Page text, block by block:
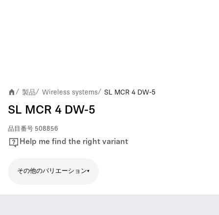
/ 製品/ Wireless systems/ SL MCR 4 DW-5
SL MCR 4 DW-5
品目番号 508856
Help me find the right variant
その他のバリエーション